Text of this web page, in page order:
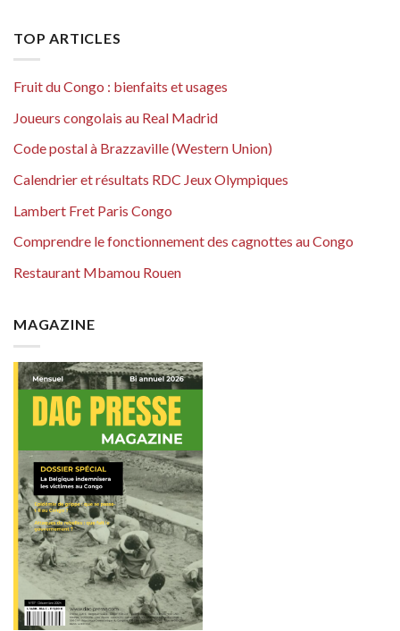
TOP ARTICLES
Fruit du Congo : bienfaits et usages
Joueurs congolais au Real Madrid
Code postal à Brazzaville (Western Union)
Calendrier et résultats RDC Jeux Olympiques
Lambert Fret Paris Congo
Comprendre le fonctionnement des cagnottes au Congo
Restaurant Mbamou Rouen
MAGAZINE